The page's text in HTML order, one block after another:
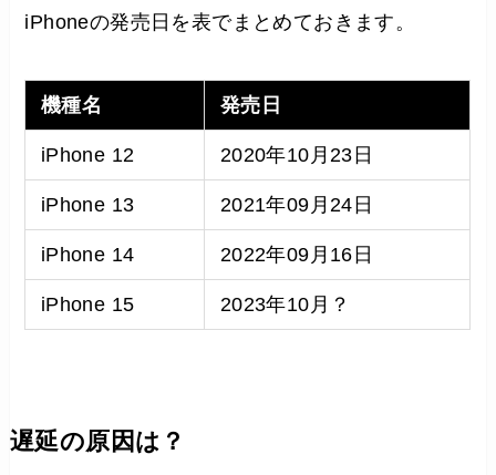
iPhoneの発売日を表でまとめておきます。
機種名 発売日
iPhone 12 2020年10月23日
iPhone 13 2021年09月24日
iPhone 14 2022年09月16日
iPhone 15 2023年10月？
遅延の原因は？